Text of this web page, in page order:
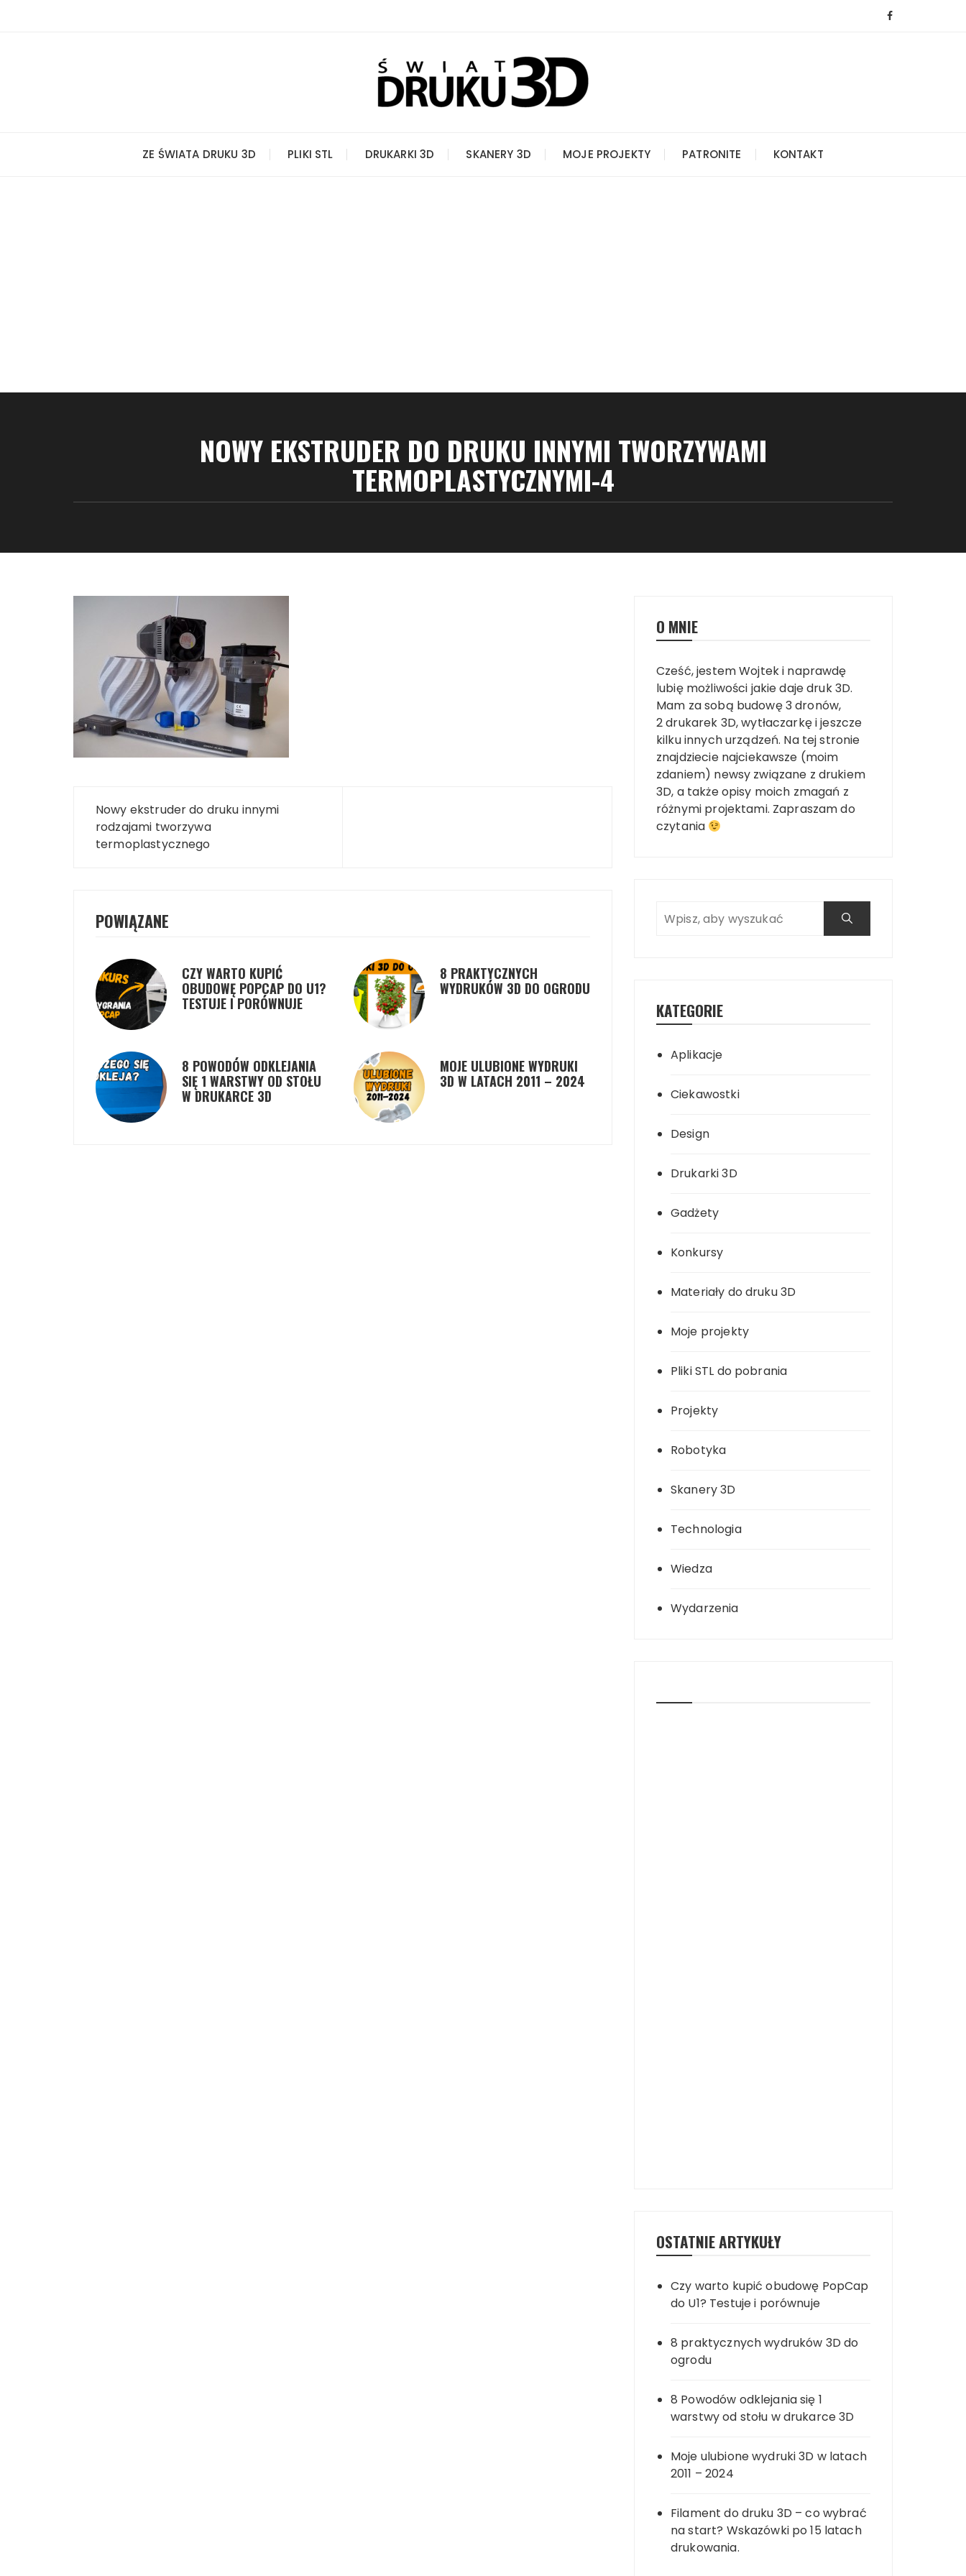
ZE ŚWIATA DRUKU 3D PLIKI STL DRUKARKI 3D SKANERY 3D MOJE PROJEKTY PATRONITE KONTAKT
NOWY EKSTRUDER DO DRUKU INNYMI TWORZYWAMI
TERMOPLASTYCZNYMI-4
Nawigacja
wpisu
Nowy ekstruder do druku innymi
rodzajami tworzywa
termoplastycznego
POWIĄZANE
CZY WARTO KUPIĆ
OBUDOWĘ POPCAP DO U1?
TESTUJE I PORÓWNUJE
8 PRAKTYCZNYCH
WYDRUKÓW 3D DO OGRODU
8 POWODÓW ODKLEJANIA
SIĘ 1 WARSTWY OD STOŁU
W DRUKARCE 3D
MOJE ULUBIONE WYDRUKI
3D W LATACH 2011 – 2024
O MNIE
Cześć, jestem Wojtek i naprawdę
lubię możliwości jakie daje druk 3D.
Mam za sobą budowę 3 dronów,
2 drukarek 3D, wytłaczarkę i jeszcze
kilku innych urządzeń. Na tej stronie
znajdziecie najciekawsze (moim
zdaniem) newsy związane z drukiem
3D, a także opisy moich zmagań z
różnymi projektami. Zapraszam do
czytania
KATEGORIE
Aplikacje
Ciekawostki
Design
Drukarki 3D
Gadżety
Konkursy
Materiały do druku 3D
Moje projekty
Pliki STL do pobrania
Projekty
Robotyka
Skanery 3D
Technologia
Wiedza
Wydarzenia
OSTATNIE ARTYKUŁY
Czy warto kupić obudowę PopCap
do U1? Testuje i porównuje
8 praktycznych wydruków 3D do
ogrodu
8 Powodów odklejania się 1
warstwy od stołu w drukarce 3D
Moje ulubione wydruki 3D w latach
2011 – 2024
Filament do druku 3D – co wybrać
na start? Wskazówki po 15 latach
drukowania.